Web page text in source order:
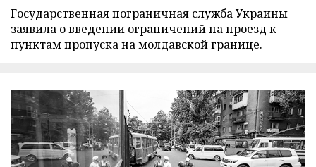
Государственная пограничная служба Украины
заявила о введении ограничений на проезд к
пунктам пропуска на молдавской границе.